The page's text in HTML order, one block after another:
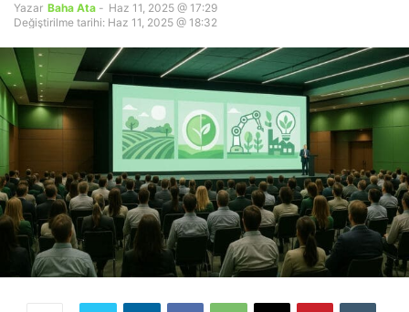
Yazar Baha Ata - Haz 11, 2025 @ 17:29
Değiştirilme tarihi: Haz 11, 2025 @ 18:32